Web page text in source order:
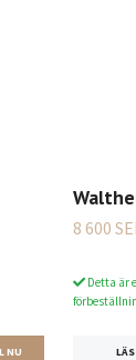
8 600
Detta är
LÄS